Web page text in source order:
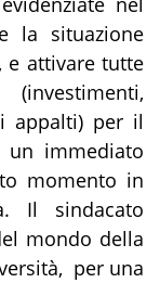
la situazione
e attivare tutte
appalti) per il
immediato
momento in
Il sindacato
mondo della
per una